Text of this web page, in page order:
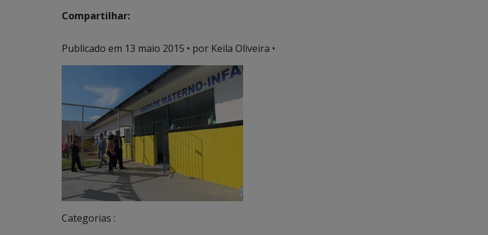
Compartilhar:
Publicado em 13 maio 2015 • por Keila Oliveira •
Categorias :